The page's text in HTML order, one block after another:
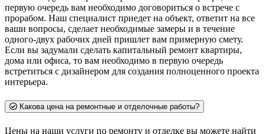
первую очередь вам необходимо договориться о встрече с
прорабом. Наш специалист приедет на объект, ответит на все
ваши вопросы, сделает необходимые замеры и в течение
одного-двух рабочих дней пришлет вам примерную смету.
Если вы задумали сделать капитальный ремонт квартиры,
дома или офиса, то вам необходимо в первую очередь
встретиться с дизайнером для создания полноценного проекта
интерьера.
Какова цена на ремонтные и отделочные работы?
Цены на наши услуги по ремонту и отделке вы можете найти